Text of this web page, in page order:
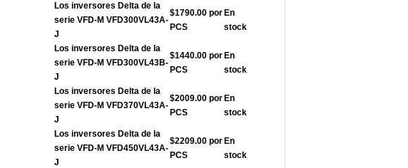
Los inversores Delta de la
serie VFD-M VFD300VL43A-
J
$1790.00 por
PCS
En
stock
Los inversores Delta de la
serie VFD-M VFD300VL43B-
J
$1440.00 por
PCS
En
stock
Los inversores Delta de la
serie VFD-M VFD370VL43A-
J
$2009.00 por
PCS
En
stock
Los inversores Delta de la
serie VFD-M VFD450VL43A-
J
$2209.00 por
PCS
En
stock